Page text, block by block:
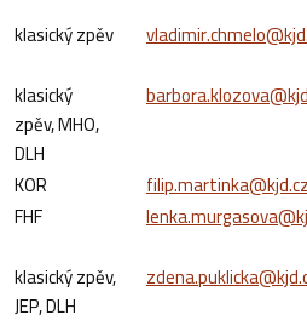
klasický zpěv
klasický
zpěv, MHO,
DLH
KOR
FHF
klasický zpěv,
JEP, DLH